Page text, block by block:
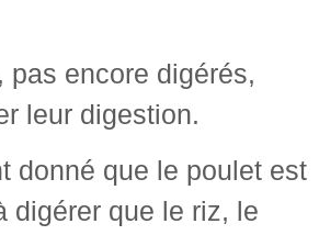
pas encore digérés,
leur digestion.
donné que le poulet est
digérer que le riz, le